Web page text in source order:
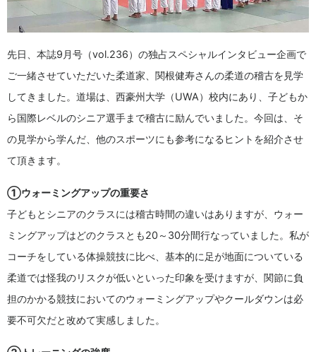
先日、本誌9月号（vol.236）の独占スペシャルインタビュー企画で
ご一緒させていただいた柔道家、関根健寿さんの柔道の稽古を見学
してきました。道場は、西豪州大学（UWA）校内にあり、子どもか
ら国際レベルのシニア選手まで稽古に励んでいました。今回は、そ
の見学から学んだ、他のスポーツにも参考になるヒントを紹介させ
て頂きます。
①ウォーミングアップの重要さ
子どもとシニアのクラスには稽古時間の違いはありますが、ウォー
ミングアップはどのクラスとも20～30分間行なっていました。私が
コーチをしている体操競技に比べ、基本的に足が地面についている
柔道では怪我のリスクが低いといった印象を受けますが、関節に負
担のかかる競技においてのウォーミングアップやクールダウンは必
要不可欠だと改めて実感しました。